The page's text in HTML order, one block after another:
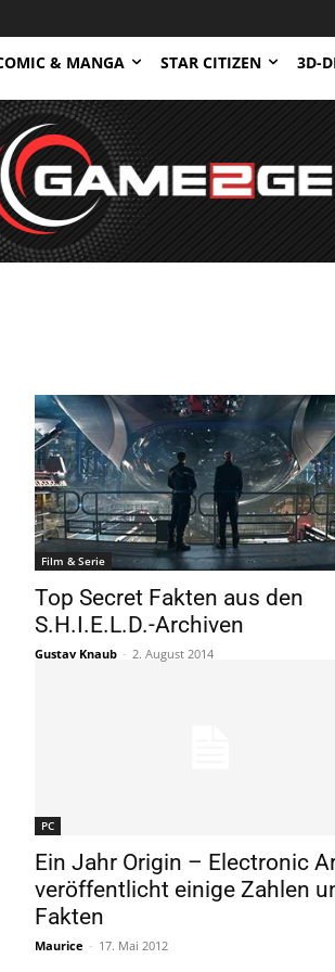
& MANGA STAR CITIZEN 3D-
Film & Serie
Top Secret Fakten aus den
S.H.I.E.L.D.-Archiven
Gustav Knaub - 2. August 2014
PC
Ein Jahr Origin – Electronic
veröffentlicht einige Zahlen
Fakten
Maurice - 17. Mai 2012